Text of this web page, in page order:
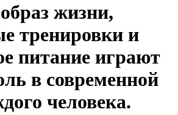
жизни,
тренировки и
питание играют
в современной
человека.